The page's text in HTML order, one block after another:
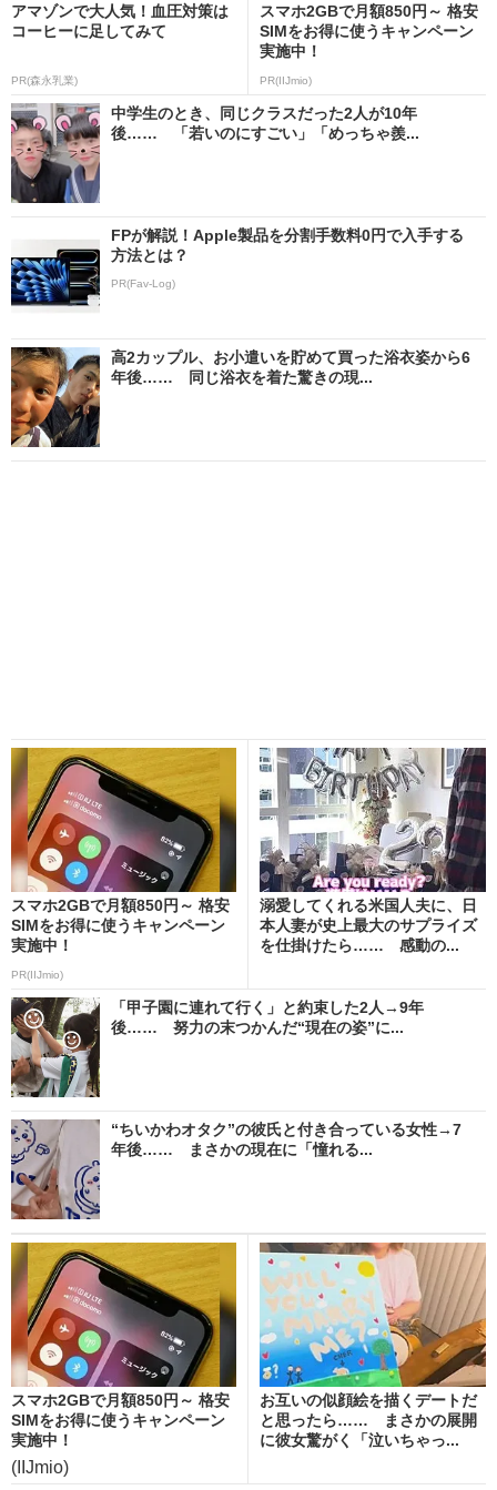
アマゾンで大人気！血圧対策は
コーヒーに足してみて
PR(森永乳業)
スマホ2GBで月額850円～ 格安
SIMをお得に使うキャンペーン
実施中！
PR(IIJmio)
中学生のとき、同じクラスだった2人が10年
後…… 「若いのにすごい」「めっちゃ羨...
FPが解説！Apple製品を分割手数料0円で入手する
方法とは？
PR(Fav-Log)
高2カップル、お小遣いを貯めて買った浴衣姿から6
年後…… 同じ浴衣を着た驚きの現...
スマホ2GBで月額850円～ 格安
SIMをお得に使うキャンペーン
実施中！
PR(IIJmio)
溺愛してくれる米国人夫に、日
本人妻が史上最大のサプライズ
を仕掛けたら…… 感動の...
「甲子園に連れて行く」と約束した2人→9年
後…… 努力の末つかんだ“現在の姿”に...
“ちいかわオタク”の彼氏と付き合っている女性→7
年後…… まさかの現在に「憧れる...
スマホ2GBで月額850円～ 格安
SIMをお得に使うキャンペーン
実施中！
(IIJmio)
お互いの似顔絵を描くデートだ
と思ったら…… まさかの展開
に彼女驚がく「泣いちゃっ...